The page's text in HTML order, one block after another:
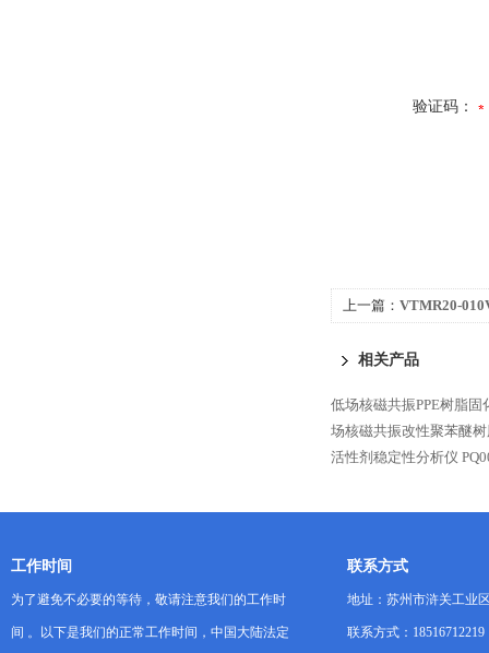
验证码：
上一篇： VTMR20-
相关产品
低场核磁共振PPE树脂固
场核磁共振改性聚苯醚
活性剂稳定性分析仪
工作时间
为了避免不必要的等待，敬请注意我们的工作时
间 。以下是我们的正常工作时间，中国大陆法定
联系方式
地址：苏州市浒关工业
联系方式：18516712219